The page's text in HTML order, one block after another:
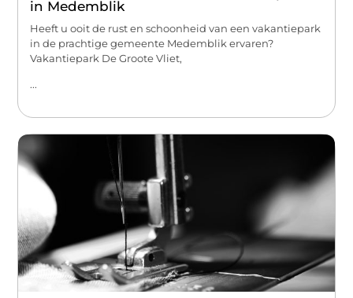
in Medemblik
Heeft u ooit de rust en schoonheid van een vakantiepark
in de prachtige gemeente Medemblik ervaren?
Vakantiepark De Groote Vliet,
...